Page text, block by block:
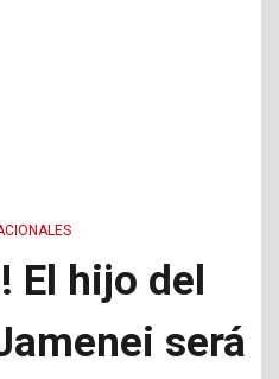
El hijo del
será